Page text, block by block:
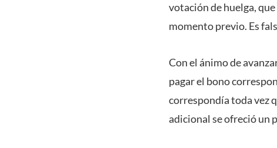
votación de huelga,
momento previo. Es
Con el ánimo de
pagar el bono
correspondía toda vez
adicional se ofreció un